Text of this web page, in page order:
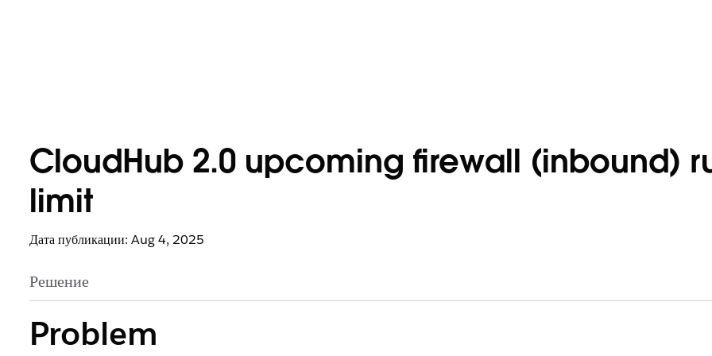
CloudHub 2.0 upcoming firewall (inbound)
limit
Дата публикации: Aug 4, 2025
Решение
Problem